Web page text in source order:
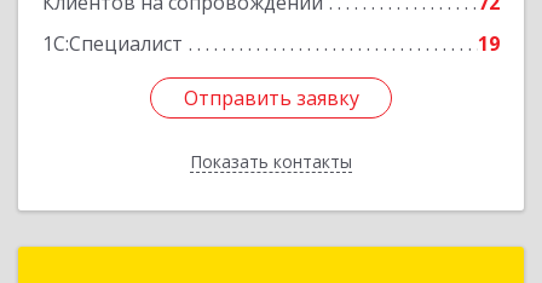
1С:Специалист
19
Отправить заявку
Показать контакты
Отправить заявку
Назад